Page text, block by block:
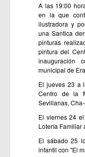
A las 19:00
en la que
ilustradora y
una Santica
pinturas
pintura del
inauguración
municipal de
El jueves 23 a
Centro de la
Sevillanas,
El viernes 24
Lotería Familiar
El sábado 25
infantil con "El